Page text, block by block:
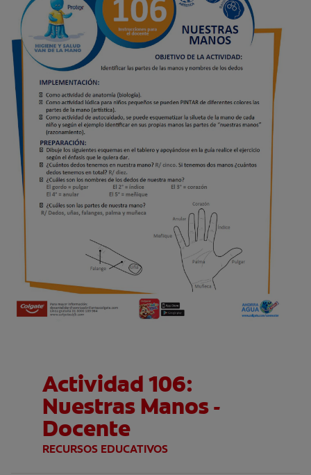
CHEQUEO DE SALUD BUCAL
SELECCIÓN DE PRODUCTOS
PARA PROFESIONALES
CUPONES
Actividad 106:
Nuestras Manos -
Docente
RECURSOS EDUCATIVOS